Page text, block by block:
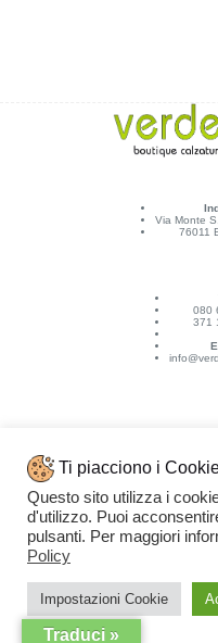
Via Monte
76011
080
371
Ti piacciono i
Questo sito utilizza i
d'utilizzo. Puoi
pulsanti. Per maggiori
Policy
Impostazioni Cookie
Traduci »